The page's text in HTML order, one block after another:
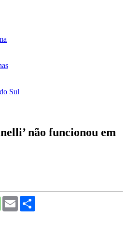
Sul
não funcionou em
WhatsApp
Email